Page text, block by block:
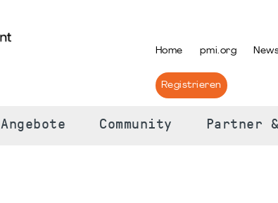
Home pmi.org
Registrieren
Angebote Community Partner